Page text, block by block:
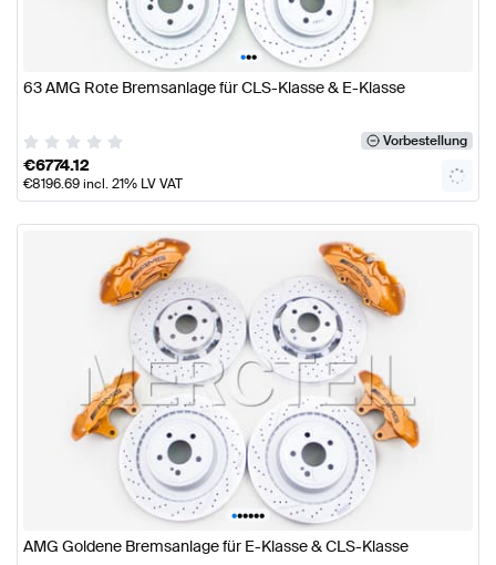
•••
63 AMG Rote Bremsanlage für CLS-Klasse & E-Klasse
Vorbestellung
€6774.12
€8196.69incl. 21% LV VAT
••••••
AMG Goldene Bremsanlage für E-Klasse & CLS-Klasse